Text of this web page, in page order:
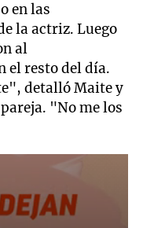
en las
la actriz. Luego
al
el resto del día.
detalló Maite y
"No me los